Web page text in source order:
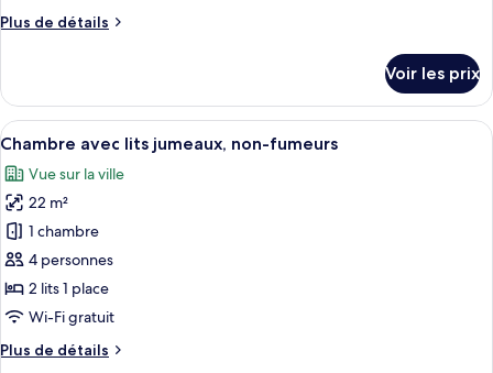
chambre :
grand
lit,
non-
fumeurs
(Queen)
Plus de détails
Plus
le
type
de
Chambre,
grand
lit,
non-
fumeurs
(Queen)
Voir les prix
Afficher
toutes
les
photos
pour
ce
type
de
chambre :
Chambre
Une chambre d’hôtel avec deux
11
Chambre avec lits jumeaux, non-fumeurs
Vue sur la ville
22 m²
1 chambre
4 personnes
2 lits 1 place
Wi-Fi gratuit
Plus de détails
Plus